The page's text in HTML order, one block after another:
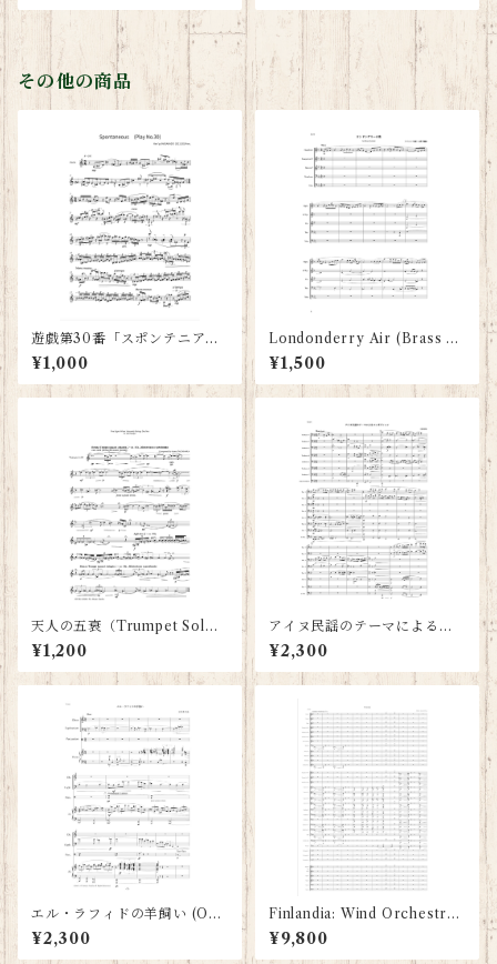
その他の商品
遊戯第30番「スポンテニア
ス」（Violin solo）
¥1,000
Londonderry Air (Brass Q
uintet: Scores and Parts)
¥1,500
天人の五衰（Trumpet Sol
o）
¥1,200
アイヌ民謡のテーマによるコ
ンポジション Composition
with the theme of Ainu folk
song (Trombone octet: Sc
¥2,300
エル・ラフィドの羊飼い (Obo
e, Euphonium, Percussion
& Piano: Score and Parts)
¥2,300
Finlandia: Wind Orchestra
Score and Parts: Sibelius /
Isamu Tachihara
¥9,800